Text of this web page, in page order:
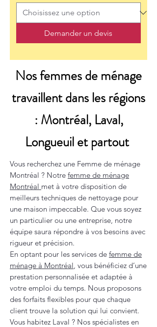
Demander un devis
Nos femmes de ménage
travaillent dans les régions
: Montréal, Laval,
Longueuil et partout
Vous recherchez une Femme de ménage
Montréal ? Notre femme de ménage
Montréal met à votre disposition de
meilleurs techniques de nettoyage pour
une maison impeccable. Que vous soyez
un particulier ou une entreprise, notre
équipe saura répondre à vos besoins avec
rigueur et précision.
En optant pour les services de femme de
ménage à Montréal, vous bénéficiez d’une
prestation personnalisée et adaptée à
votre emploi du temps. Nous proposons
des forfaits flexibles pour que chaque
client trouve la solution qui lui convient.
Vous habitez Laval ? Nos spécialistes en